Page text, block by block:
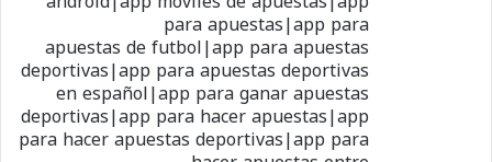
para apuestas|app para
apuestas de futbol|app para apuestas
deportivas|app para apuestas deportivas
en español|app para ganar apuestas
deportivas|app para hacer apuestas|app
para hacer apuestas deportivas|app para